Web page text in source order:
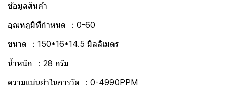
ข้อมูลสินค้า
อุณหภูมิที่กำหนด ：0-60
ขนาด ：150*16*14.5 มิลลิเมตร
น้ำหนัก ：28 กรัม
ความแม่นยำในการวัด ：0-4990PPM